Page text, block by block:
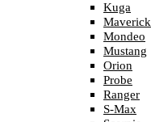
Kuga
Maverick
Mondeo
Mustang
Orion
Probe
Ranger
S-Max